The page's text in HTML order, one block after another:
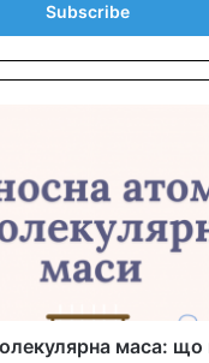
маса: що